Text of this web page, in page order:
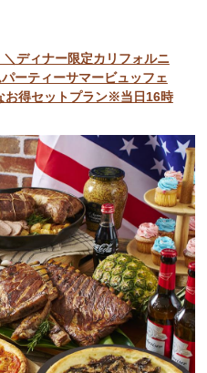
ディナー限定カリフォルニ
ーティーサマービュッフェ
お得セットプラン※当日16時